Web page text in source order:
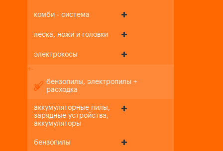
комби - система
леска, ножи и головки
электрокосы
+-
бензопилы, электропилы +
расходка
аккумуляторные пилы,
зарядные устройства,
аккумуляторы
бензопилы